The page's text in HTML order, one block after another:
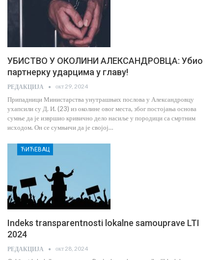
УБИСТВО У ОКОЛИНИ АЛЕКСАНДРОВЦА: Убио
партнерку ударцима у главу!
РЕДАКЦИЈА окт 29, 2024
Припадници Министарства унутрашњих послова у Александровцу
ухапсили су Д. И. (23) из околине овог места, због постојања основа
сумње да је извршио кривично дело насиље у породици са смртним
исходом. Он се сумњичи да је својој…
ЋИЋЕВАЦ
Indeks transparentnosti lokalne samouprave LTI
2024
РЕДАКЦИЈА окт 28, 2024